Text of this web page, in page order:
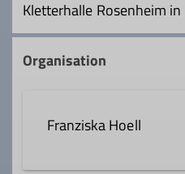
Kletterhalle Rosenheim
Organisation
Franziska Hoell